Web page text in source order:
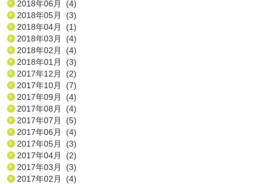
2018年06月 (4)
2018年05月 (3)
2018年04月 (1)
2018年03月 (4)
2018年02月 (4)
2018年01月 (3)
2017年12月 (2)
2017年10月 (7)
2017年09月 (4)
2017年08月 (4)
2017年07月 (5)
2017年06月 (4)
2017年05月 (3)
2017年04月 (2)
2017年03月 (3)
2017年02月 (4)